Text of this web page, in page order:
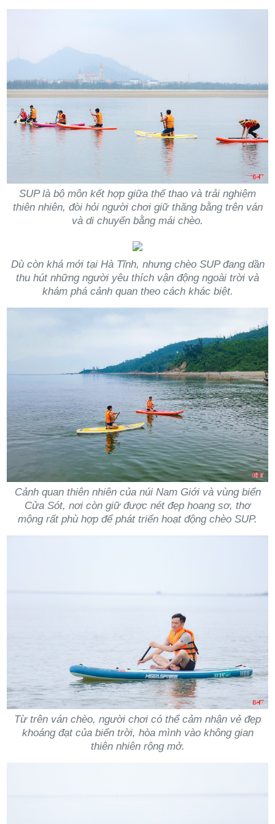
SUP là bộ môn kết hợp giữa thể thao và trải nghiệm
thiên nhiên, đòi hỏi người chơi giữ thăng bằng trên ván
và di chuyển bằng mái chèo.
Dù còn khá mới tại Hà Tĩnh, nhưng chèo SUP đang dần
thu hút những người yêu thích vận động ngoài trời và
khám phá cảnh quan theo cách khác biệt.
Cảnh quan thiên nhiên của núi Nam Giới và vùng biển
Cửa Sót, nơi còn giữ được nét đẹp hoang sơ, thơ
mộng rất phù hợp để phát triển hoạt động chèo SUP.
Từ trên ván chèo, người chơi có thể cảm nhận vẻ đẹp
khoáng đạt của biển trời, hòa mình vào không gian
thiên nhiên rộng mở.